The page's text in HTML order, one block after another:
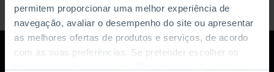
permitem proporcionar uma melhor experiência de
navegação, avaliar o desempenho do site ou apresentar
as melhores ofertas de produtos e serviços, de acordo
com as suas preferências. Se pretender escolher os